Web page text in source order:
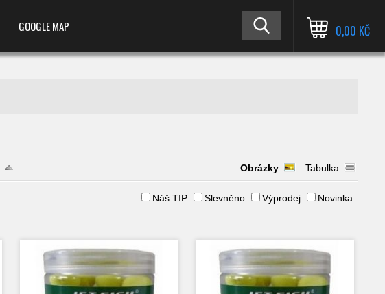
GOOGLE MAP 0,00 KČ
Obrázky Tabulka
Náš TIP Slevněno Výprodej
Novinka